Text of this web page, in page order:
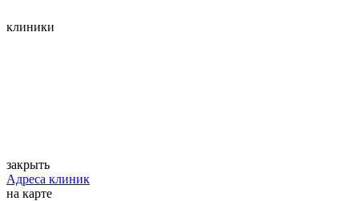
клиники
закрыть
Адреса клиник
на карте